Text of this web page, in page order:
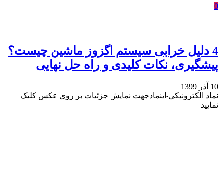
0
4 دلیل خرابی سیستم اگزوز ماشین چیست؟
پیشگیری، نکات کلیدی و راه حل‌ نهایی
10 آذر 1399
نماد الکترونیکی-اینمادجهت نمایش جزئیات بر روی عکس کلیک
نمایید